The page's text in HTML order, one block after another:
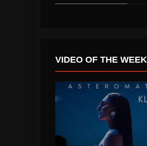
VIDEO OF THE WEEK